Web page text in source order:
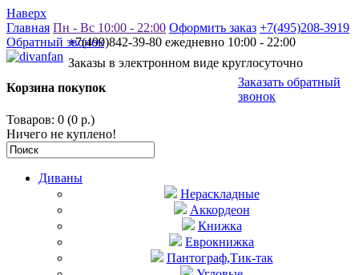
Наверх
Заказать обратный
звонок
+7(499)842-39-80 ежедневно 10:00 - 22:00
Заказы в электронном виде круглосуточно
Главная Пн - Вс 10:00 - 22:00 Оформить заказ +7(495)208-3919
Обратный звонок
Корзина покупок
Товаров: 0 (0 р.)
Ничего не куплено!
Диваны
Нераскладные
Аккордеон
Книжка
Еврокнижка
Пантограф,Тик-так